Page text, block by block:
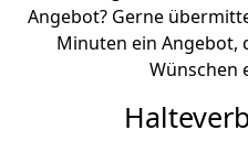
Angebot? Gerne
Minuten ein Angebot,
Wünschen